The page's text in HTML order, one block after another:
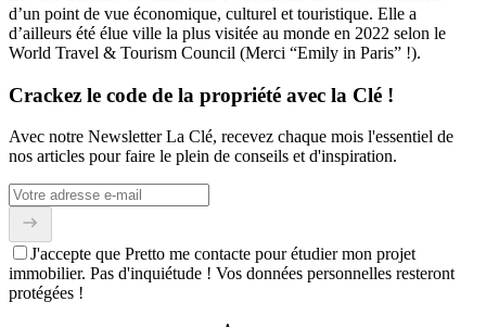
d’un point de vue économique, culturel et touristique. Elle a
d’ailleurs été élue ville la plus visitée au monde en 2022 selon le
World Travel & Tourism Council (Merci “Emily in Paris” !).
Crackez le code de la propriété avec la Clé !
Avec notre Newsletter La Clé, recevez chaque mois l'essentiel de
nos articles pour faire le plein de conseils et d'inspiration.
J'accepte que Pretto me contacte pour étudier mon projet
immobilier. Pas d'inquiétude ! Vos données personnelles resteront
protégées !